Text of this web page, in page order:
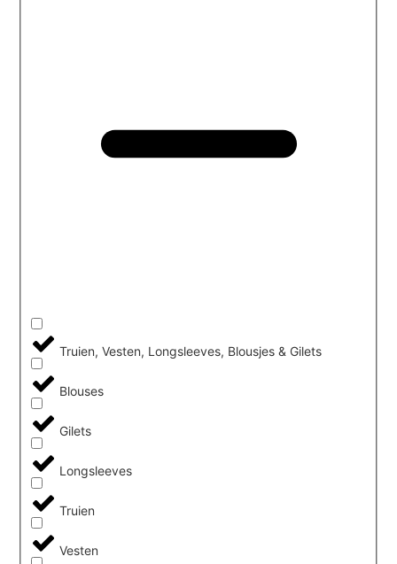
Truien, Vesten, Longsleeves, Blousjes & Gilets
Blouses
Gilets
Longsleeves
Truien
Vesten